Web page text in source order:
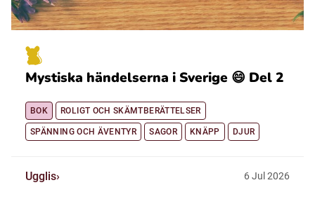
Mystiska händelserna i Sverige 😄 Del 2
BOK ROLIGT OCH SKÄMTBERÄTTELSER
SPÄNNING OCH ÄVENTYR SAGOR KNÄPP DJUR
Ugglis 6Jul 2026